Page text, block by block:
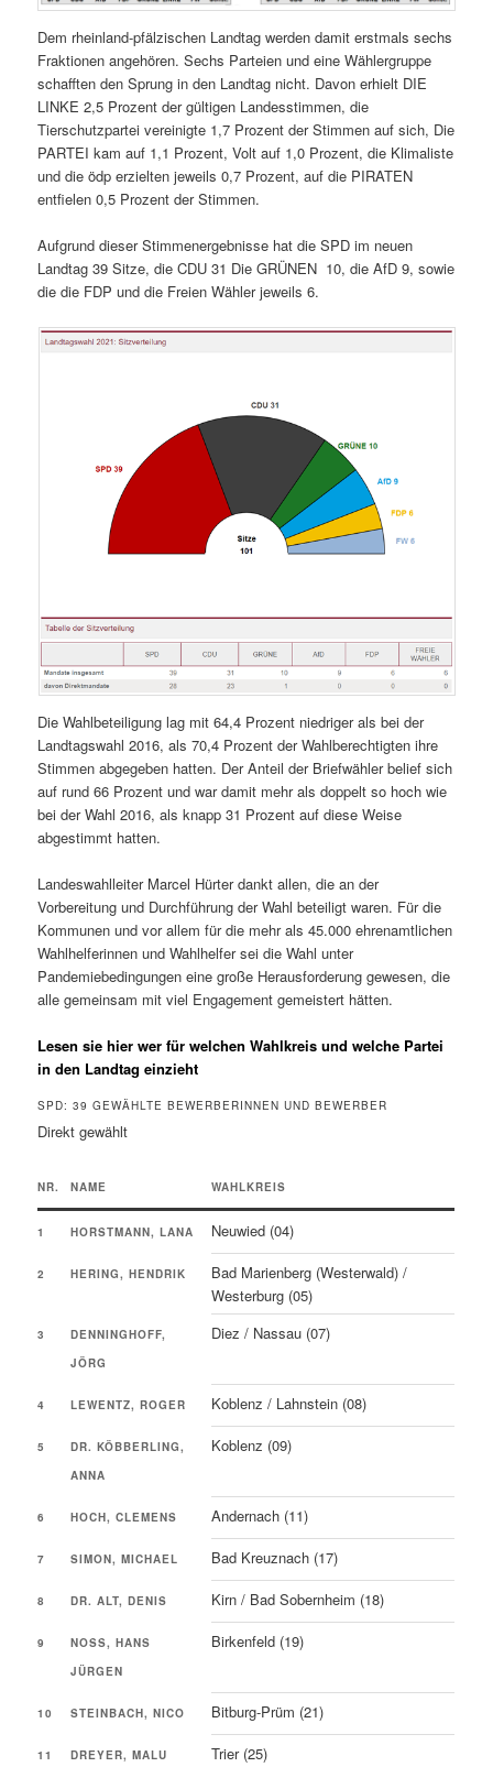
Dem rheinland-pfälzischen Landtag werden damit erstmals sechs
Fraktionen angehören. Sechs Parteien und eine Wählergruppe
schafften den Sprung in den Landtag nicht. Davon erhielt DIE
LINKE 2,5 Prozent der gültigen Landesstimmen, die
Tierschutzpartei vereinigte 1,7 Prozent der Stimmen auf sich, Die
PARTEI kam auf 1,1 Prozent, Volt auf 1,0 Prozent, die Klimaliste
und die ödp erzielten jeweils 0,7 Prozent, auf die PIRATEN
entfielen 0,5 Prozent der Stimmen.
Aufgrund dieser Stimmenergebnisse hat die SPD im neuen
Landtag 39 Sitze, die CDU 31 Die GRÜNEN 10, die AfD 9, sowie
die die FDP und die Freien Wähler jeweils 6.
Die Wahlbeteiligung lag mit 64,4 Prozent niedriger als bei der
Landtagswahl 2016, als 70,4 Prozent der Wahlberechtigten ihre
Stimmen abgegeben hatten. Der Anteil der Briefwähler belief sich
auf rund 66 Prozent und war damit mehr als doppelt so hoch wie
bei der Wahl 2016, als knapp 31 Prozent auf diese Weise
abgestimmt hatten.
Landeswahlleiter Marcel Hürter dankt allen, die an der
Vorbereitung und Durchführung der Wahl beteiligt waren. Für die
Kommunen und vor allem für die mehr als 45.000 ehrenamtlichen
Wahlhelferinnen und Wahlhelfer sei die Wahl unter
Pandemiebedingungen eine große Herausforderung gewesen, die
alle gemeinsam mit viel Engagement gemeistert hätten.
Lesen sie hier wer für welchen Wahlkreis und welche Partei
in den Landtag einzieht
SPD: 39 GEWÄHLTE BEWERBERINNEN UND BEWERBER
Direkt gewählt
NR. NAME WAHLKREIS
1 HORSTMANN, LANA Neuwied (04)
2 HERING, HENDRIK
Bad Marienberg (Westerwald) /
Westerburg (05)
3
DENNINGHOFF,
JÖRG
Diez / Nassau (07)
4 LEWENTZ, ROGER Koblenz / Lahnstein (08)
5
DR. KÖBBERLING,
ANNA
Koblenz (09)
6 HOCH, CLEMENS Andernach (11)
7 SIMON, MICHAEL Bad Kreuznach (17)
8 DR. ALT, DENIS Kirn / Bad Sobernheim (18)
9
NOSS, HANS
JÜRGEN
Birkenfeld (19)
10 STEINBACH, NICO Bitburg-Prüm (21)
11 DREYER, MALU Trier (25)